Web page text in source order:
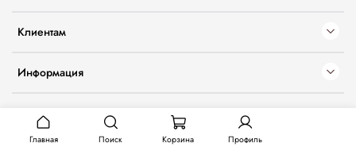
Клиентам
Информация
Главная Поиск Корзина Профиль